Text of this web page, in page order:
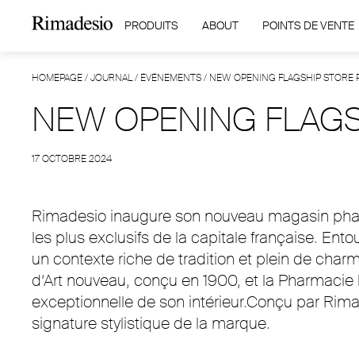
PRODUITS ABOUT POINTS DE VENTE
HOMEPAGE/JOURNAL/ ÉVÉNEMENTS/ NEW OPENING FLAGSHIP STORE
NEW OPENING
17 OCTOBRE 2024
Rimadesio inaugure son nouveau magasin
les plus exclusifs de la capitale française.
un contexte riche de tradition et plein de
d’Art nouveau, conçu en 1900, et la
exceptionnelle de son intérieur.Conçu par
signature stylistique de la marque.